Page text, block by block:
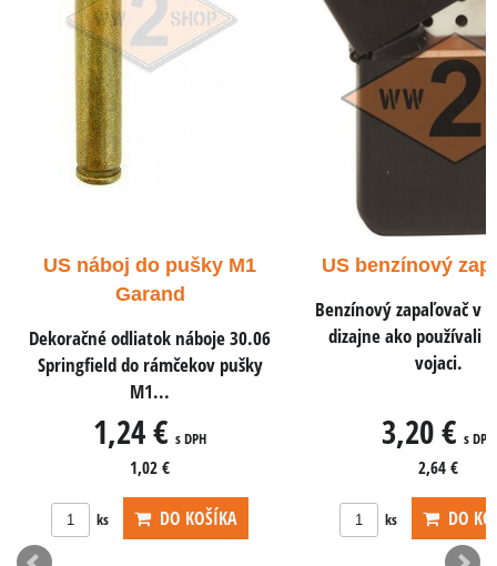
pušky M1
náboje 30.06
pušky
DO KOŠÍKA
US benzínový zapaľovač
Benzínový zapaľovač v rovnakom
dizajne ako používali americkí
ks DO KOŠÍKA